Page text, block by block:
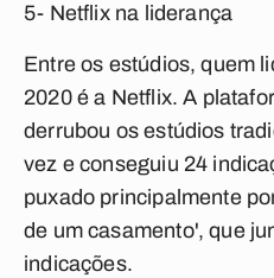
5- Netflix na liderança
Entre os estúdios, quem
2020 é a Netflix. A
derrubou os estúdios
vez e conseguiu 24
puxado principalmente
de um casamento', que
indicações.